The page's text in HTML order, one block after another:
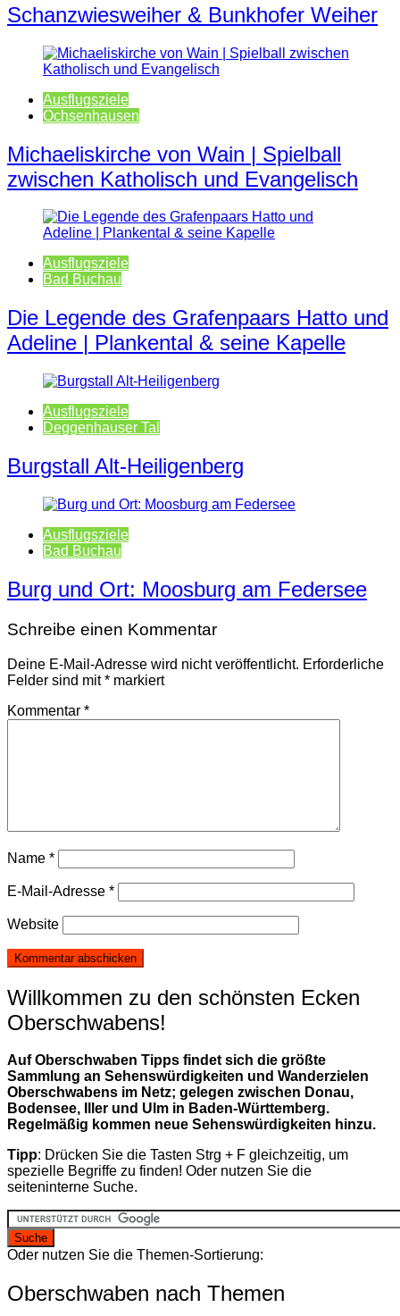
Schanzwiesweiher & Bunkhofer Weiher
Ausflugsziele
Ochsenhausen
Michaeliskirche von Wain | Spielball
zwischen Katholisch und Evangelisch
Ausflugsziele
Bad Buchau
Die Legende des Grafenpaars Hatto und
Adeline | Plankental & seine Kapelle
Ausflugsziele
Deggenhauser Tal
Burgstall Alt-Heiligenberg
Ausflugsziele
Bad Buchau
Burg und Ort: Moosburg am Federsee
Schreibe einen Kommentar
Deine E-Mail-Adresse wird nicht veröffentlicht. Erforderliche
Felder sind mit* markiert
Kommentar *
Name *
E-Mail-Adresse *
Website
Willkommen zu den schönsten Ecken
Oberschwabens!
Auf Oberschwaben Tipps findet sich die größte
Sammlung an Sehenswürdigkeiten und Wanderzielen
Oberschwabens im Netz; gelegen zwischen Donau,
Bodensee, Iller und Ulm in Baden-Württemberg.
Regelmäßig kommen neue Sehenswürdigkeiten hinzu.
Tipp: Drücken Sie die Tasten Strg + F gleichzeitig, um
spezielle Begriffe zu finden! Oder nutzen Sie die
seiteninterne Suche.
Oder nutzen Sie die Themen-Sortierung:
Oberschwaben nach Themen